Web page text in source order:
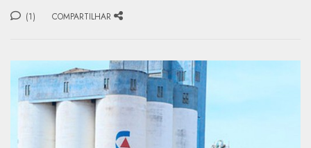
(1) COMPARTILHAR